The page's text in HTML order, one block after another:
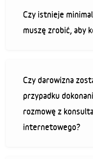
Czy istnieje
muszę zrobić, aby
Czy darowizna
przypadku
rozmowę z
internetowego?